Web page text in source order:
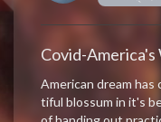
Covid-
American dream has
tiful blossum in it's